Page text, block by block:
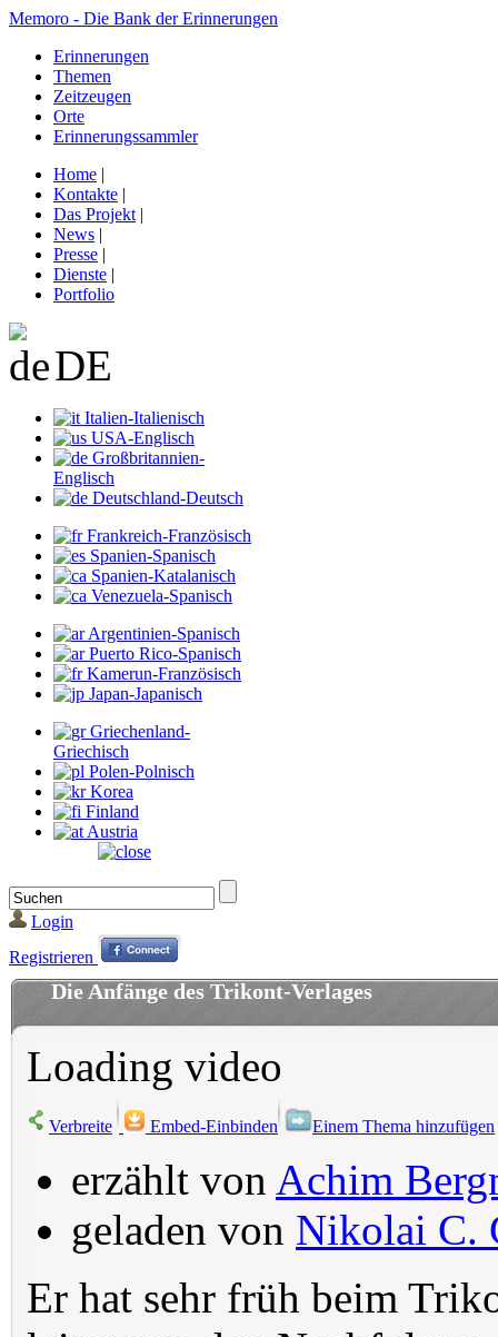
Memoro - Die Bank der Erinnerungen
Erinnerungen
Themen
Zeitzeugen
Orte
Erinnerungssammler
Home |
Kontakte |
Das Projekt |
News |
Presse |
Dienste |
Portfolio
DE
Italien-Italienisch
USA-Englisch
Großbritannien-
Englisch
Deutschland-Deutsch
Frankreich-Französisch
Spanien-Spanisch
Spanien-Katalanisch
Venezuela-Spanisch
Argentinien-Spanisch
Puerto Rico-Spanisch
Kamerun-Französisch
Japan-Japanisch
Griechenland-
Griechisch
Polen-Polnisch
Korea
Finland
Austria
Login
Registrieren
Die Anfänge des Trikont-Verlages
Loading video
Verbreite Embed-Einbinden Einem Thema hinzufügen
erzählt von Achim
geladen von Nikolai C.
Er hat sehr früh beim